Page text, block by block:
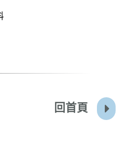
回首頁